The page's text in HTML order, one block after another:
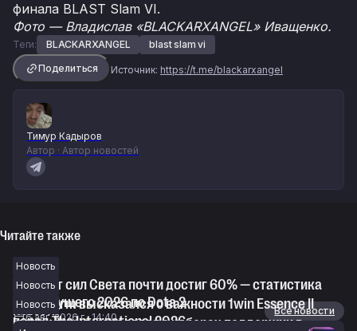
финала BLAST Slam VI.
Фото — Владислав «BLACKARXANGEL» Иващенко.
Теги: BLACKARXANGEL
blast slam vi
Поделиться
Источник: https://t.me/blackarxangel
Тимур Кадыров
Автор · Автор новостей
Читайте также
Новость
Винрейт сил Света почти достиг 60% — статистика
Игр будущего 2026 по Dota 2
6 авг. 2026 г., 14:40
Новость
Maelstorm высказался о важности 1win Essence II
перед The International 2026
Новость
instamityay высказался о наборах поддержки в
Новости
Все новости